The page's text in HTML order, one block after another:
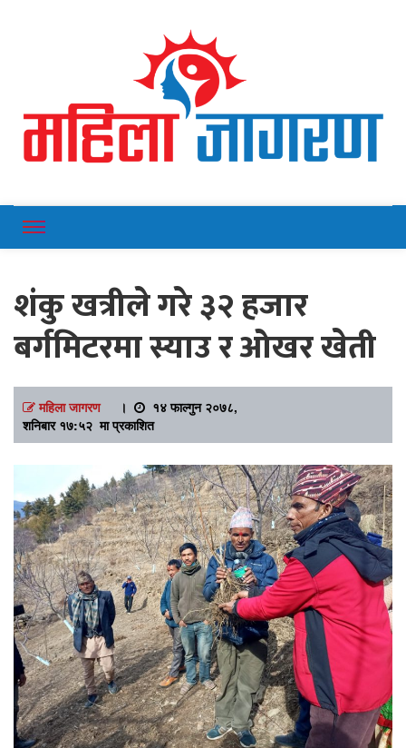
Mahilajagaran
शंकु खत्रीले गरे ३२ हजार
बर्गमिटरमा स्याउ र ओखर खेती
महिला जागरण।
१४ फाल्गुन २०७८,
शनिबार १७:५२ मा प्रकाशित